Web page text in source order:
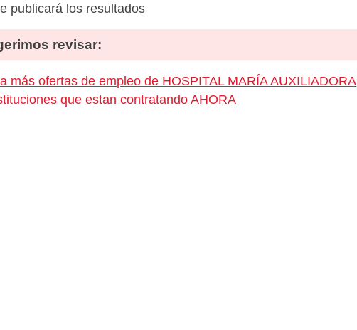
publicará los resultados
revisar:
más ofertas de empleo de HOSPITAL MARÍA AUXILIADORA
que estan contratando AHORA